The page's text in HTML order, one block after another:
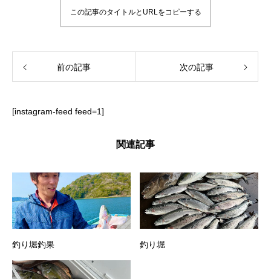
この記事のタイトルとURLをコピーする
前の記事 次の記事
[instagram-feed feed=1]
関連記事
釣り堀釣果 釣り堀